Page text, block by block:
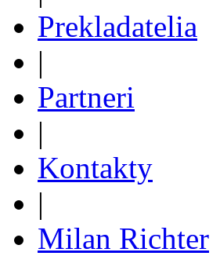
Prekladatelia
|
Partneri
|
Kontakty
|
Milan Richter